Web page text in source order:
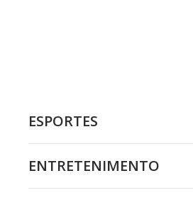
ESPORTES
ENTRETENIMENTO